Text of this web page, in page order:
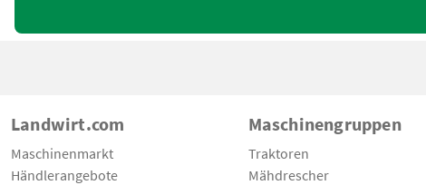
Landwirt.com
Maschinenmarkt
Händlerangebote
Maschinengruppen
Traktoren
Mähdrescher